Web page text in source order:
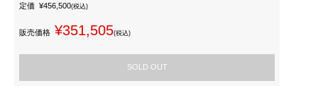
定価 ¥456,500(税込)
販売価格 ¥351,505(税込)
SOLD OUT